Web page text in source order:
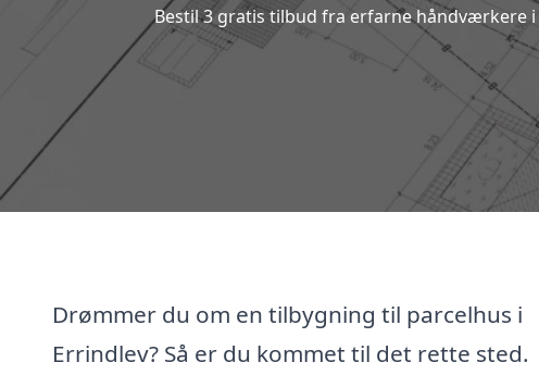
Bestil 3 gratis tilbud fra erfarne håndværkere
Drømmer du om en tilbygning til parcelhus i
Errindlev? Så er du kommet til det rette sted.